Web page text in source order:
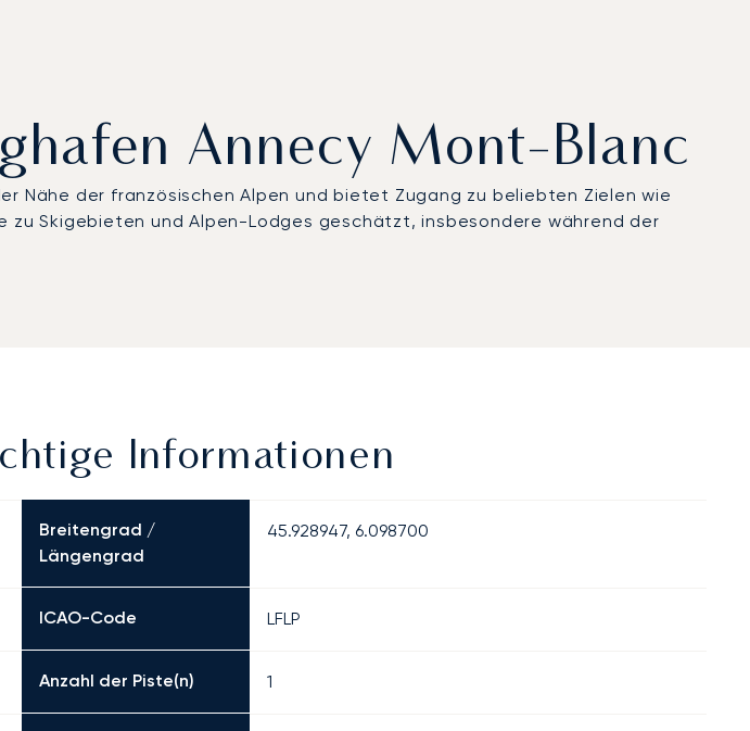
Annecy Mont-Blanc
Nähe der französischen Alpen und bietet Zugang zu beliebten Zielen wie
Skigebieten und Alpen-Lodges geschätzt, insbesondere während der
Informationen
Breitengrad /
Längengrad
45.928947, 6.098700
ICAO-Code LFLP
Anzahl der Piste(n) 1